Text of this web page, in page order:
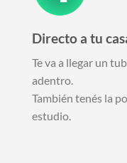
Directo a tu
Te va a llegar un
adentro.
También tenés la
estudio.